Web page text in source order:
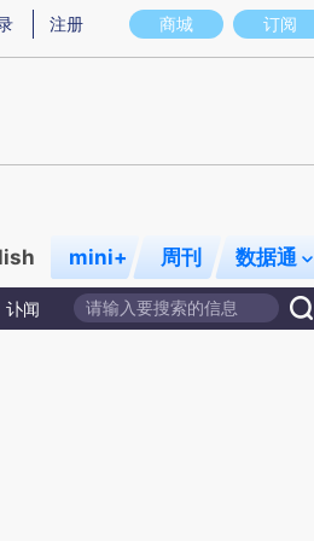
意图存在偏差。不代表财新观点和立场。推
商城 订阅
注册
mini+ 周刊 数据通
讣闻